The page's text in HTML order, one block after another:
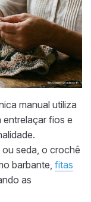
manual utiliza
entrelaçar fios e
seda, o crochê
barbante, fitas
as